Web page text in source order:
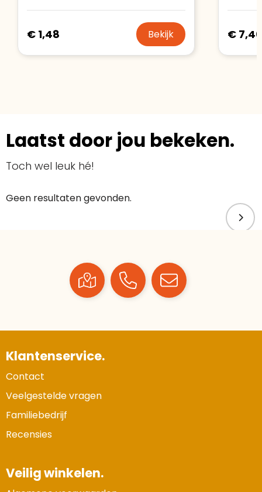
€ 1,48 Bekijk € 7,40
Laatst door jou bekeken.
Toch wel leuk hé!
Geen resultaten gevonden.
Klantenservice.
Contact
Veelgestelde vragen
Familiebedrijf
Recensies
Veilig winkelen.